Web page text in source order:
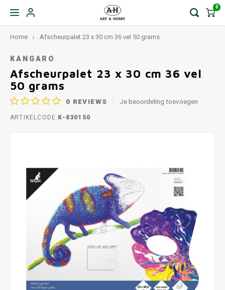
0
Home Afscheurpalet 23 x 30 cm 36 vel 50 grams
KANGARO
Afscheurpalet 23 x 30 cm 36 vel
50 grams
0 REVIEWS Je beoordeling toevoegen
ARTIKELCODE K-830150